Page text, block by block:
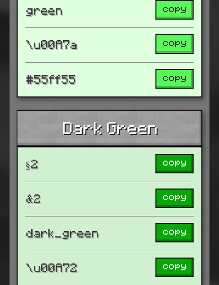
green copy
\u00A7a copy
#55ff55 copy
Dark Green
§2 copy
&2 copy
dark_green copy
\u00A72 copy